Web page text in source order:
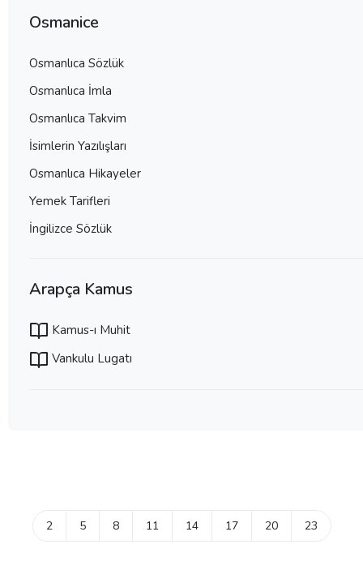
Osmanice
Osmanlıca Sözlük
Osmanlıca İmla
Osmanlıca Takvim
İsimlerin Yazılışları
Osmanlıca Hikayeler
Yemek Tarifleri
İngilizce Sözlük
Arapça Kamus
Kamus-ı Muhit
Vankulu Lugatı
2 5 8 11 14 17 20 23